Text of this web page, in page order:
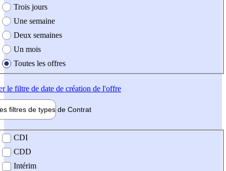
Trois jours
Une semaine
Deux semaines
Un mois
Toutes les offres
le filtre de date de création de l'offre
filtres de types de Contrat
contrat
CDI
CDD
Intérim